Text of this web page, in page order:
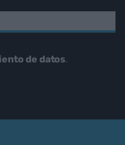
de datos.